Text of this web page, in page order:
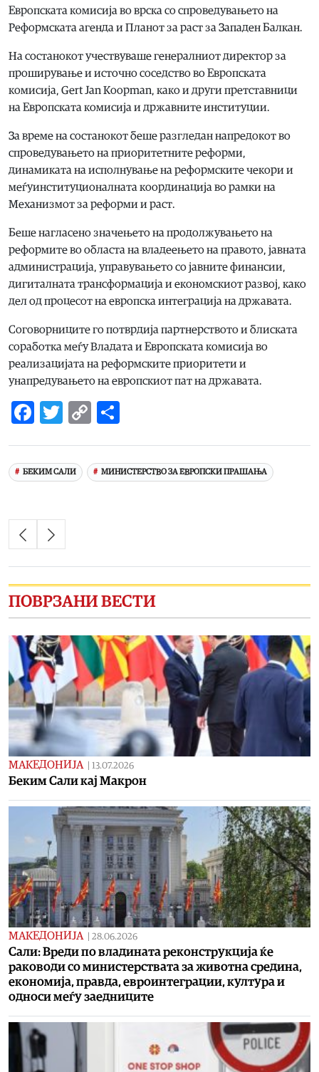
Европската комисија во врска со спроведувањето на
Реформската агенда и Планот за раст за Западен Балкан.
На состанокот учествуваше генералниот директор за
проширување и источно соседство во Европската
комисија, Gert Jan Koopman, како и други претставници
на Европската комисија и државните институции.
За време на состанокот беше разгледан напредокот во
спроведувањето на приоритетните реформи,
динамиката на исполнување на реформските чекори и
меѓуинституционалната координација во рамки на
Механизмот за реформи и раст.
Беше нагласено значењето на продолжувањето на
реформите во областа на владеењето на правото, јавната
администрација, управувањето со јавните финансии,
дигиталната трансформација и економскиот развој, како
дел од процесот на европска интеграција на државата.
Соговорниците го потврдија партнерството и блиската
соработка меѓу Владата и Европската комисија во
реализацијата на реформските приоритети и
унапредувањето на европскиот пат на државата.
Facebook
Twitter
Copy
БЕКИМ САЛИ МИНИСТЕРСТВО ЗА ЕВРОПСКИ ПРАШАЊА
ПОВРЗАНИ ВЕСТИ
МАКЕДОНИЈА 13.07.2026
Беким Сали кај Макрон
МАКЕДОНИЈА 28.06.2026
Сали: Вреди по владината реконструкција ќе
раководи со министерствата за животна средина,
економија, правда, евроинтеграции, култура и
односи меѓу заедниците